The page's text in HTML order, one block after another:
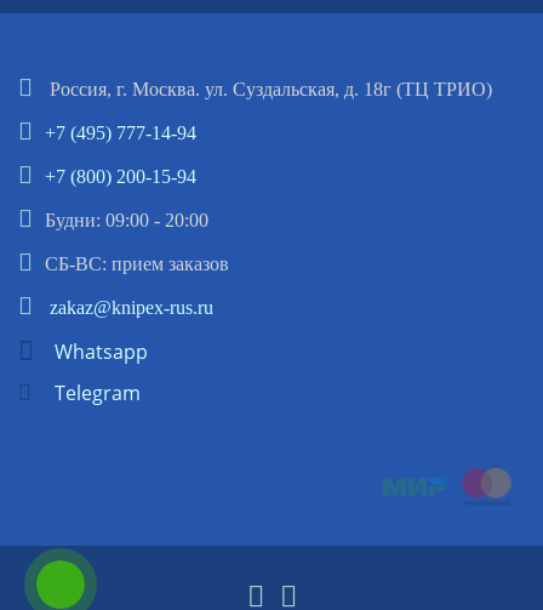
Россия, г. Москва. ул. Суздальская, д. 18г (ТЦ ТРИО)
+7 (495) 777-14-94
+7 (800) 200-15-94
Будни: 09:00 - 20:00
СБ-ВС: прием заказов
zakaz@knipex-rus.ru
Whatsapp
Telegram